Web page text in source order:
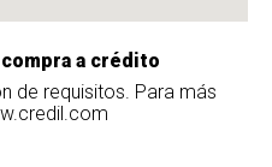
a crédito
de requisitos. Para más